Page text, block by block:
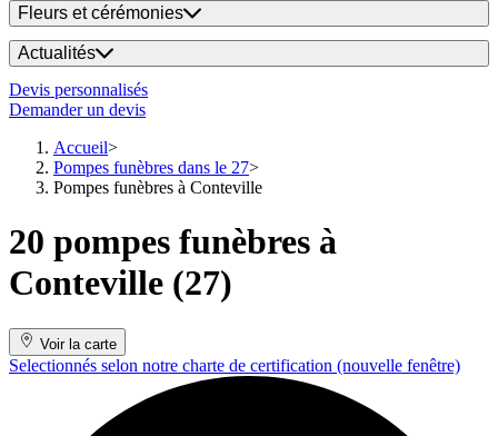
Fleurs et cérémonies
Actualités
Devis personnalisés
Demander un devis
Accueil
Pompes funèbres dans le 27
Pompes funèbres à Conteville
20 pompes funèbres à
Conteville (27)
Voir la carte
Selectionnés selon notre charte de certification (nouvelle fenêtre)